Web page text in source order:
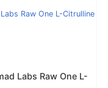
Labs Raw One L-